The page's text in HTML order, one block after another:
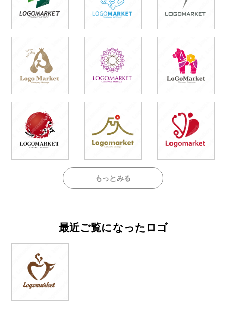
もっとみる
最近ご覧になったロゴ